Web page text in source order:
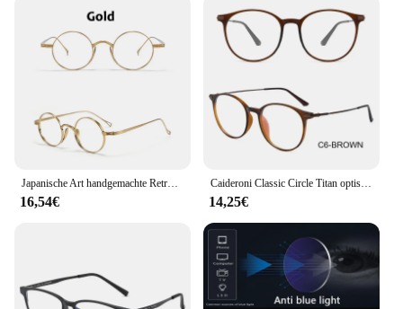
16,54€
Caideroni Classic Circle Titan optische Rahmen Anti-Blaulicht Lesebrille Frauen & Männer Myopie maßge schneiderte Rezept 008
14,25€